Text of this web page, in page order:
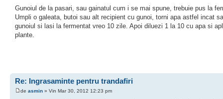
Gunoiul de la pasari, sau gainatul cum i se mai spune, trebuie pus la
Umpli o galeata, butoi sau alt recipient cu gunoi, torni apa astfel incat
gunoiul si lasi la fermentat vreo 10 zile. Apoi diluezi 1 la 10 cu apa si
plante.
Re: Ingrasaminte pentru trandafiri
de asmin » Vin Mar 30, 2012 12:23 pm